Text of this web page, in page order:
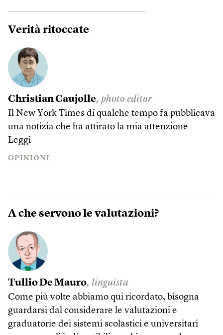
Verità ritoccate
Christian Caujolle, photo editor
Il New York Times di qualche tempo fa pubblicava
una notizia che ha attirato la mia attenzione.
Leggi
OPINIONI
A che servono le valutazioni?
Tullio De Mauro, linguista
Come più volte abbiamo qui ricordato, bisogna
guardarsi dal considerare le valutazioni e
graduatorie dei sistemi scolastici e universitari